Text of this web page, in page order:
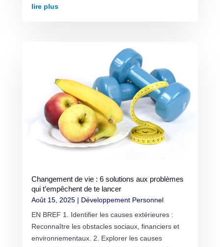
lire plus
Changement de vie : 6 solutions aux problèmes
qui t’empêchent de te lancer
Août 15, 2025| Développement Personnel
EN BREF 1. Identifier les causes extérieures :
Reconnaître les obstacles sociaux, financiers et
environnementaux. 2. Explorer les causes